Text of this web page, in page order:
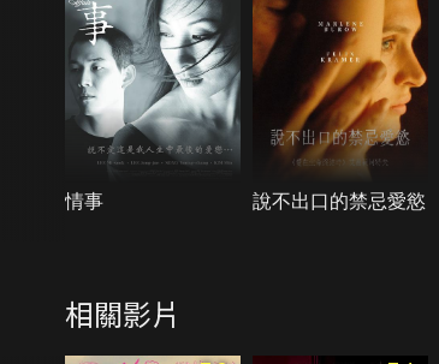
情事 說不出口的禁忌愛慾
相關影片